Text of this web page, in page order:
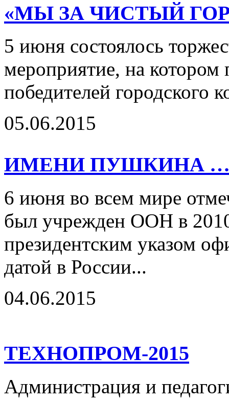
«МЫ ЗА ЧИСТЫЙ
5 июня состоялось
мероприятие, на
победителей городского
05.06.2015
ИМЕНИ ПУШКИНА
6 июня во всем мире
был учрежден ООН в 2010
президентским указом
датой в России...
04.06.2015
ТЕХНОПРОМ-2015
Администрация и